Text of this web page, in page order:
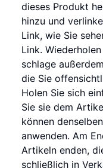
dieses Produkt
hinzu und
Link, wie Sie
Link.
schlage
die Sie
Holen Sie sich
Sie sie dem
können
anwenden. Am
Artikeln enden,
schließlich in